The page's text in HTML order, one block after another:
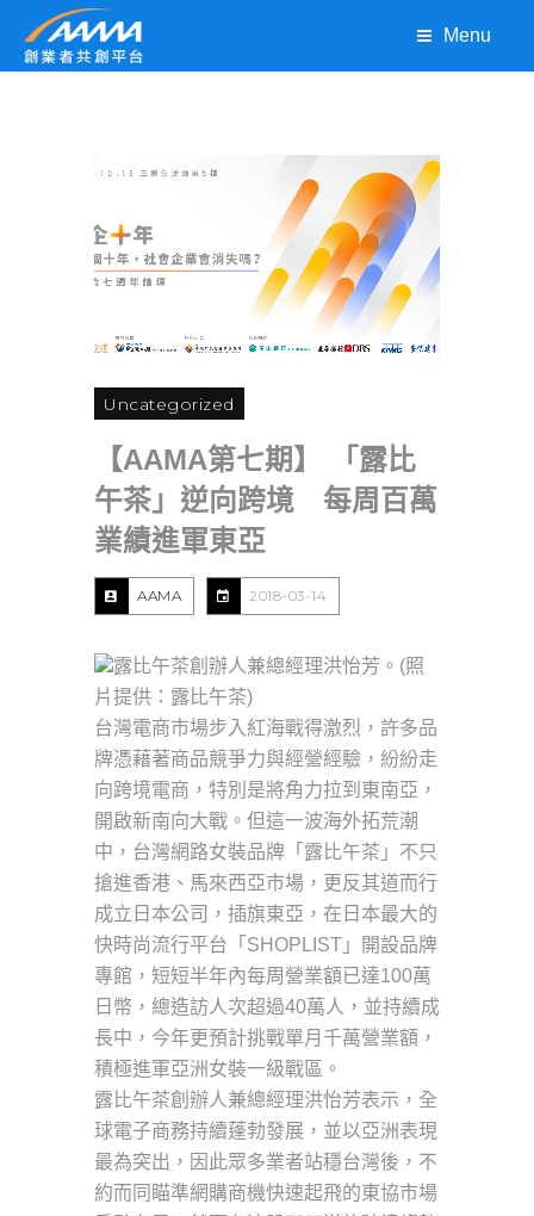
Menu
Uncategorized
【AAMA第七期】 「露比
午茶」逆向跨境 每周百萬
業績進軍東亞
AAMA 2018-03-14
露比午茶創辦人兼總經理洪怡芳。(照
片提供：露比午茶)
台灣電商市場步入紅海戰得激烈，許多品
牌憑藉著商品競爭力與經營經驗，紛紛走
向跨境電商，特別是將角力拉到東南亞，
開啟新南向大戰。但這一波海外拓荒潮
中，台灣網路女裝品牌「露比午茶」不只
搶進香港、馬來西亞市場，更反其道而行
成立日本公司，插旗東亞，在日本最大的
快時尚流行平台「SHOPLIST」開設品牌
專館，短短半年內每周營業額已達100萬
日幣，總造訪人次超過40萬人，並持續成
長中，今年更預計挑戰單月千萬營業額，
積極進軍亞洲女裝一級戰區。
露比午茶創辦人兼總經理洪怡芳表示，全
球電子商務持續蓬勃發展，並以亞洲表現
最為突出，因此眾多業者站穩台灣後，不
約而同瞄準網購商機快速起飛的東協市場